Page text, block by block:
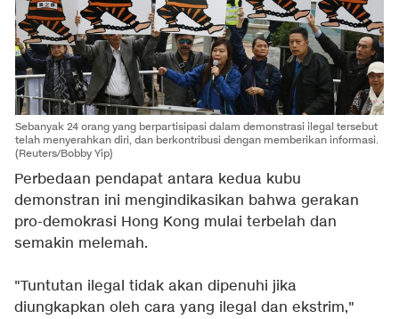
Sebanyak 24 orang yang berpartisipasi dalam demonstrasi ilegal tersebut
telah menyerahkan diri, dan berkontribusi dengan memberikan informasi.
(Reuters/Bobby Yip)
Perbedaan pendapat antara kedua kubu
demonstran ini mengindikasikan bahwa gerakan
pro-demokrasi Hong Kong mulai terbelah dan
semakin melemah.
"Tuntutan ilegal tidak akan dipenuhi jika
diungkapkan oleh cara yang ilegal dan ekstrim,"